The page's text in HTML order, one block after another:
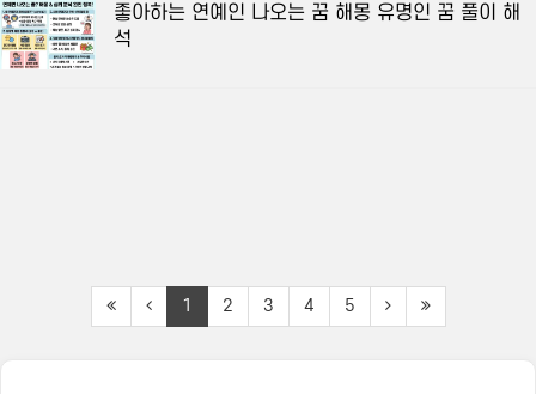
좋아하는 연예인 나오는 꿈 해몽 유명인 꿈 풀이 해
석
1 2 3 4 5